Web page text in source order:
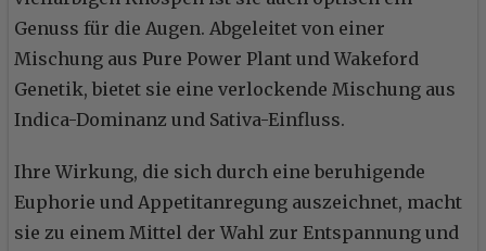
Genuss für die Augen. Abgeleitet von einer
Mischung aus Pure Power Plant und Wakeford
Genetik, bietet sie eine verlockende Mischung aus
Indica-Dominanz und Sativa-Einfluss.
Ihre Wirkung, die sich durch eine beruhigende
Euphorie und Appetitanregung auszeichnet, macht
sie zu einem Mittel der Wahl zur Entspannung und